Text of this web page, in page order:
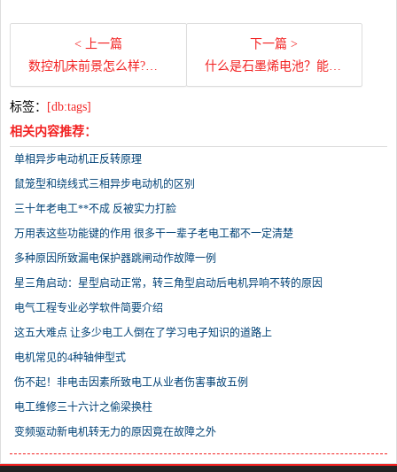
< 上一篇
数控机床前景怎么样?数控机床前景与发展趋势
下一篇 >
什么是石墨烯电池？能做到充电几分钟续航1000公里吗？
标签：
[db:tags]
相关内容推荐：
单相异步电动机正反转原理
鼠笼型和绕线式三相异步电动机的区别
三十年老电工**不成 反被实力打脸
万用表这些功能键的作用 很多干一辈子老电工都不一定清楚
多种原因所致漏电保护器跳闸动作故障一例
星三角启动：星型启动正常，转三角型启动后电机异响不转的原因
电气工程专业必学软件简要介绍
这五大难点 让多少电工人倒在了学习电子知识的道路上
电机常见的4种轴伸型式
伤不起！非电击因素所致电工从业者伤害事故五例
电工维修三十六计之偷梁换柱
变频驱动新电机转无力的原因竟在故障之外